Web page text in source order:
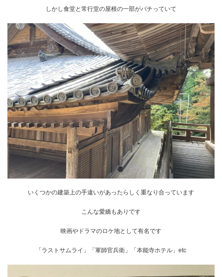
しかし食堂と常行堂の屋根の一部がバチっていて
いくつかの建築上の手違いがあったらしく重なり合っています
こんな愛嬌もありです
映画やドラマのロケ地として有名です
「ラストサムライ」「軍師官兵衛」「本能寺ホテル」etc